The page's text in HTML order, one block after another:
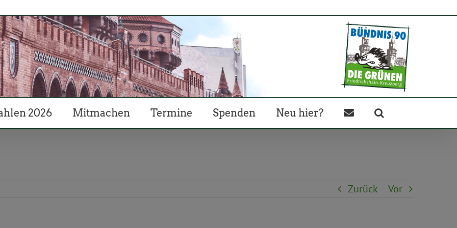
2026 Mitmachen Termine Spenden Neu hier?
Zurück Vor